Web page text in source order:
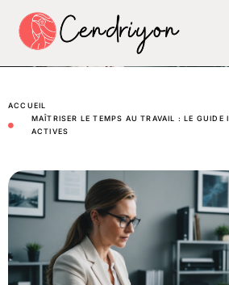
ACCUEIL
MAÎTRISER LE TEMPS AU TRAVAIL : LE GUIDE
ACTIVES